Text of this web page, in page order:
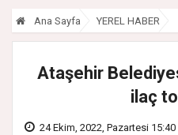
Ana Sayfa YEREL HABER
Ataşehir
ilaç
24 Ekim, 2022, Pazartesi 15:40